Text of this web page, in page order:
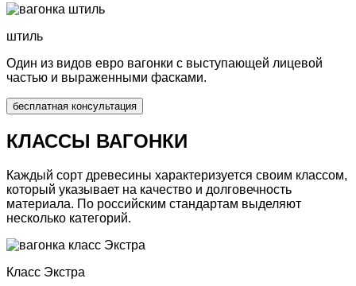
штиль
Один из видов евро вагонки с выступающей лицевой
частью и выраженными фасками.
бесплатная консультация
КЛАССЫ ВАГОНКИ
Каждый сорт древесины характеризуется своим классом,
который указывает на качество и долговечность
материала. По российским стандартам выделяют
несколько категорий.
Класс Экстра